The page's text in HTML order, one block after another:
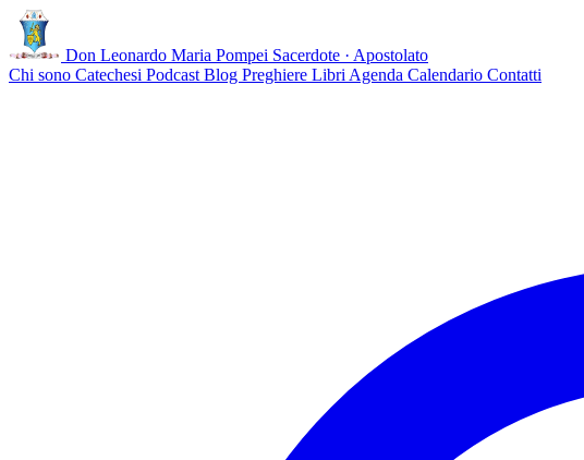
Don Leonardo Maria Pompei Sacerdote · Apostolato
Chi sono Catechesi Podcast Blog Preghiere Libri Agenda Calendario Contatti